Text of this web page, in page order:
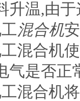
升温,由
混合机
合机使
气是否正
合机将